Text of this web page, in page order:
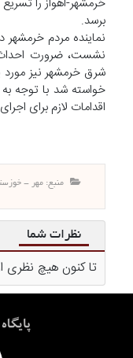
برسد.
نماینده مردم
نشست، ضرورت
شرق خرمشهر نیز مورد
خواسته شد با توجه
اقدامات لازم برای
منبع: مهر -
نظرات شما
تا کنون هیچ